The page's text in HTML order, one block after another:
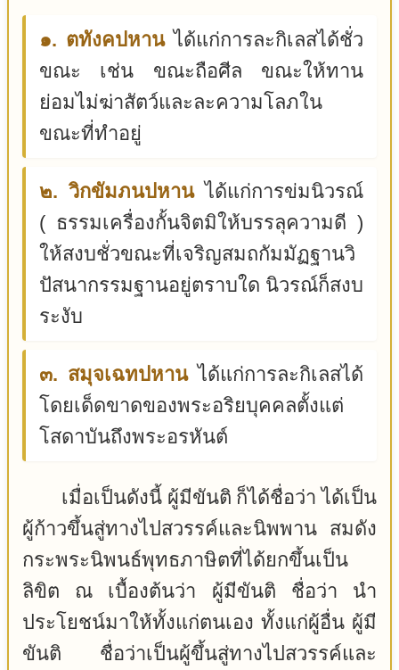
๑. ตทังคปหานได้แก่การละกิเลสได้ชั่ว
ขณะ เช่น ขณะถือศีล ขณะให้ทาน
ย่อมไม่ฆ่าสัตว์และละความโลภใน
ขณะที่ทำอยู่
๒. วิกขัมภนปหานได้แก่การข่มนิวรณ์
( ธรรมเครื่องกั้นจิตมิให้บรรลุความดี )
ให้สงบชั่วขณะที่เจริญสมถกัมมัฏฐานวิ
ปัสนากรรมฐานอยู่ตราบใด นิวรณ์ก็สงบ
ระงับ
๓. สมุจเฉทปหานได้แก่การละกิเลสได้
โดยเด็ดขาดของพระอริยบุคคลตั้งแต่
โสดาบันถึงพระอรหันต์
เมื่อเป็นดังนี้ ผู้มีขันติ ก็ได้ชื่อว่า ได้เป็น
ผู้ก้าวขึ้นสู่ทางไปสวรรค์และนิพพาน สมดัง
กระพระนิพนธ์พุทธภาษิตที่ได้ยกขึ้นเป็น
ลิขิต ณ เบื้องต้นว่า ผู้มีขันติ ชื่อว่า นำ
ประโยชน์มาให้ทั้งแก่ตนเอง ทั้งแก่ผู้อื่น ผู้มี
ขันติ ชื่อว่าเป็นผู้ขึ้นสู่ทางไปสวรรค์และ